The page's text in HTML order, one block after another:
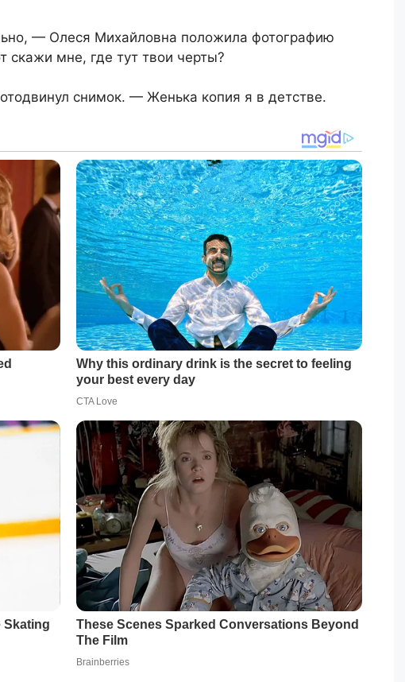
— Олеся Михайловна положила фотографию
мне, где тут твои черты?
снимок. — Женька копия я в детстве.